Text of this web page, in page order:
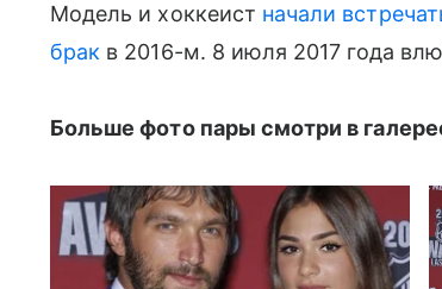
Модель и хоккеист начали
брак в 2016-м. 8 июля 2017 года
Больше фото пары смотри в